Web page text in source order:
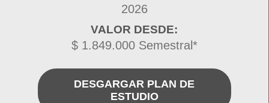
2026
VALOR DESDE:
$ 1.849.000 Semestral*
DESGARGAR PLAN DE
ESTUDIO